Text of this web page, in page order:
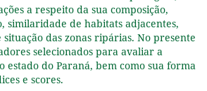
a respeito da sua composição,
similaridade de habitats adjacentes,
das zonas ripárias. No presente
selecionados para avaliar a
estado do Paraná, bem como sua forma
e scores.